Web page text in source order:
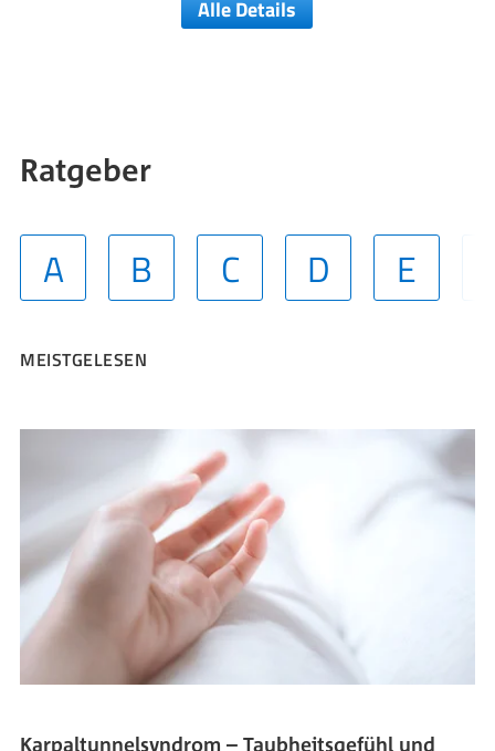
Alle Details
Ratgeber
A B C D E
MEISTGELESEN
Karpaltunnelsyndrom – Taubheitsgefühl und